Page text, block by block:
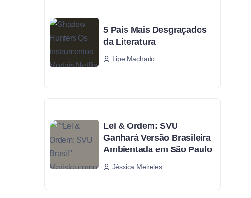
5 Pais Mais Desgraçados
da Literatura
Lipe Machado
Lei & Ordem: SVU
Ganhará Versão Brasileira
Ambientada em São Paulo
Jéssica Meireles